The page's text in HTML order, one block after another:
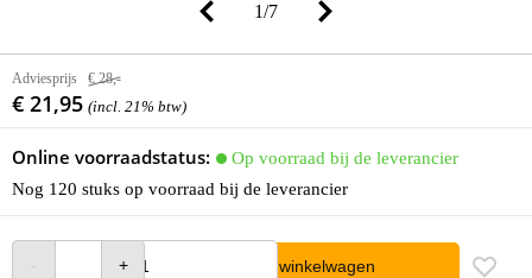
1/7
Adviesprijs € 28,-
€ 21,95 (incl. 21% btw)
Online voorraadstatus:
Op voorraad bij de leverancier
Nog 120 stuks op voorraad bij de leverancier
In winkelwagen